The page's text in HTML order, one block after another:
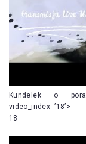
Kundelek o
video_index=’18’>
18